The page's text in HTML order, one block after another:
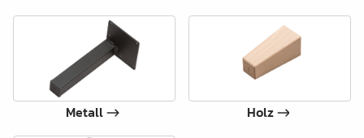
Metall Holz